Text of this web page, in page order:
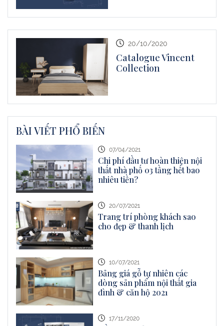
20/10/2020
Catalogue Vincent
Collection
BÀI VIẾT PHỔ BIẾN
07/04/2021
Chi phí đầu tư hoàn thiện nội
thất nhà phố 03 tầng hết bao
nhiêu tiền?
20/07/2021
Trang trí phòng khách sao
cho đẹp & thanh lịch
10/07/2021
Bảng giá gỗ tự nhiên các
dòng sản phẩm nội thất gia
đình & căn hộ 2021
17/11/2020